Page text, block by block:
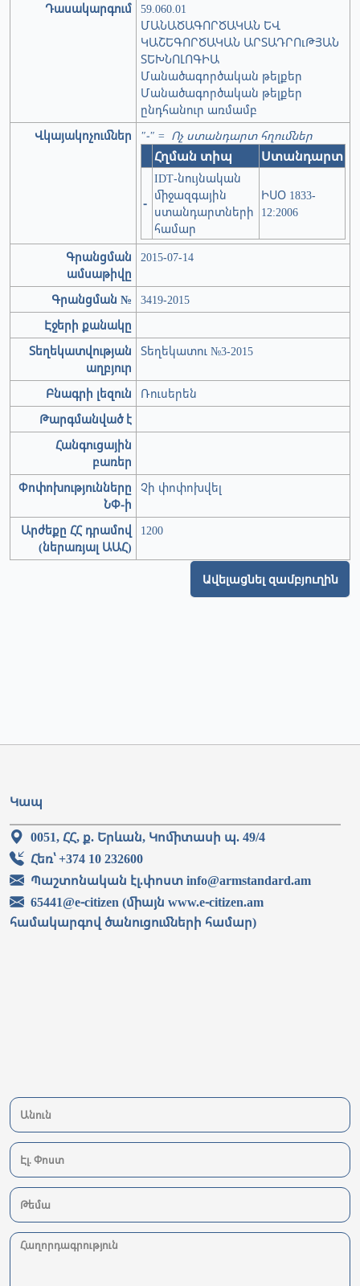
Դասակարգում 59.060.01
ՄԱՆԱԾԱԳՈՐԾԱԿԱՆ ԵՎ
ԿԱՇԵԳՈՐԾԱԿԱՆ ԱՐՏԱԴՐՈւԹՅԱՆ
ՏԵԽՆՈԼՈԳԻԱ
Մանածագործական թելքեր
Մանածագործական թելքեր
ընդհանուր առմամբ
Վկայակոչումներ
"-" = Ոչ ստանդարտ հղումներ
Հղման տիպ Ստանդարտ
-
IDT-նույնական
միջազգային
ստանդարտների
համար
ԻՍՕ 1833-
12:2006
Գրանցման
ամսաթիվը
2015-07-14
Գրանցման №
3419-2015
Էջերի քանակը
Տեղեկատվության
աղբյուր
Տեղեկատու №3-2015
Բնագրի լեզուն
Ռուսերեն
Թարգմանված է
Հանգուցային
բառեր
Փոփոխությունները
ՆՓ-ի
Չի փոփոխվել
Արժեքը ՀՀ դրամով
(ներառյալ ԱԱՀ)
1200
Ավելացնել զամբյուղին
Կապ
0051, ՀՀ, ք. Երևան, Կոմիտասի պ. 49/4
Հեռ՝ +374 10 232600
Պաշտոնական էլ.փոստ info@armstandard.am
65441@e-citizen (միայն www.e-citizen.am
համակարգով ծանուցումների համար)